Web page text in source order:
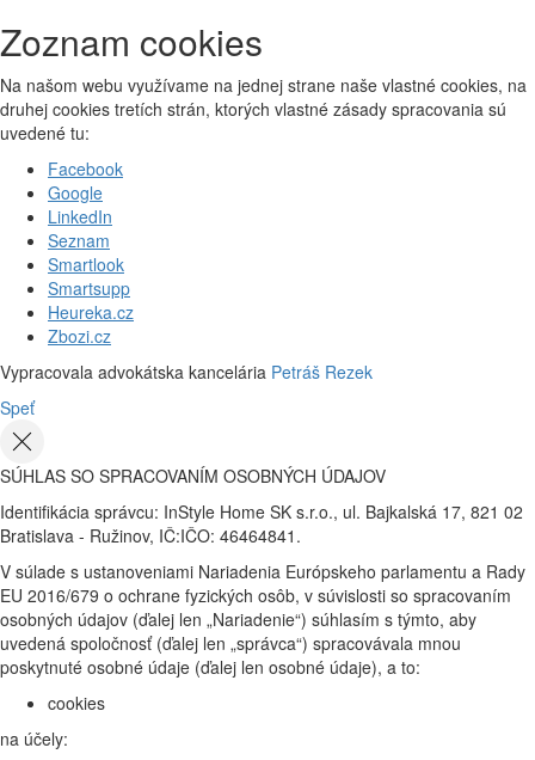
Zoznam cookies
Na našom webu využívame na jednej strane naše vlastné cookies, na
druhej cookies tretích strán, ktorých vlastné zásady spracovania sú
uvedené tu:
Facebook
Google
LinkedIn
Seznam
Smartlook
Smartsupp
Heureka.cz
Zbozi.cz
Vypracovala advokátska kancelária Petráš Rezek
Speť
SÚHLAS SO SPRACOVANÍM OSOBNÝCH ÚDAJOV
Identifikácia správcu: InStyle Home SK s.r.o., ul. Bajkalská 17, 821 02
Bratislava - Ružinov, IČ:IČO: 46464841.
V súlade s ustanoveniami Nariadenia Európskeho parlamentu a Rady
EU 2016/679 o ochrane fyzických osôb, v súvislosti so spracovaním
osobných údajov (ďalej len „Nariadenie“) súhlasím s týmto, aby
uvedená spoločnosť (ďalej len „správca“) spracovávala mnou
poskytnuté osobné údaje (ďalej len osobné údaje), a to:
cookies
na účely: